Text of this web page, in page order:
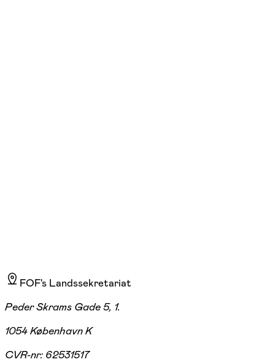
FOF's Landssekretariat
Peder Skrams Gade 5, 1.
1054 København K
CVR-nr: 62531517